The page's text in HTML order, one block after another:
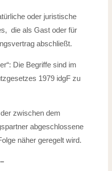
oder juristische
die als Gast oder für
abschließt.
Die Begriffe sind im
1979 idgF zu
zwischen dem
abgeschlossene
näher geregelt wird.